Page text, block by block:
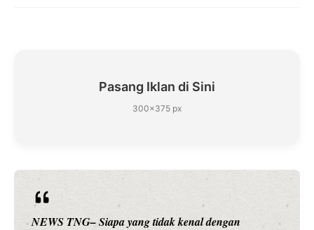
Pasang Iklan di Sini
300×375 px
NEWS TNG– Siapa sangka, dua nama besar di dunia